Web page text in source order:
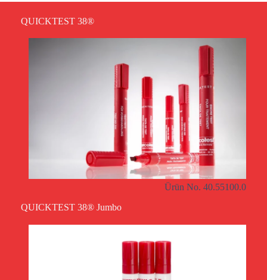
QUICKTEST 38®
Ürün No. 40.55100.0
QUICKTEST 38® Jumbo